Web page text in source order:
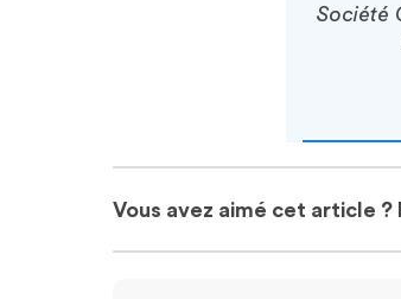
Société
Vous avez aimé cet article